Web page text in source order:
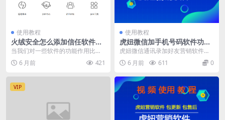
使用教程
火绒安全怎么添加信任软件如
何添加信任文件夹
当我们对一些软件的功能作用比较
熟悉时候，不希望杀毒软件对文件
进行查杀，这时候可以...
6 月前 421
使用教程
虎妞微信加手机号码软件功能
详细介绍
虎妞微信通讯录加好友营销软件是
一款通过微信电脑版进行添加手机
号，qq号，微信号的...
6 月前 611 0
VIP